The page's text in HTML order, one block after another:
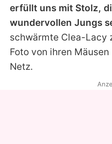
erfüllt uns mit Stolz,
wundervollen Jungs
schwärmte Clea-Lacy
Foto von ihren
Netz.